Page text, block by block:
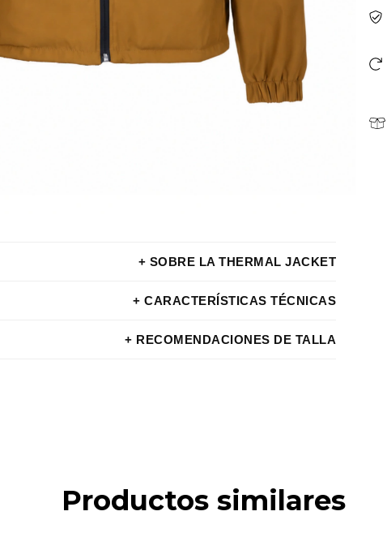
+ SOBRE LA THERMAL JACKET
+ CARACTERÍSTICAS TÉCNICAS
+ RECOMENDACIONES DE TALLA
Productos similares